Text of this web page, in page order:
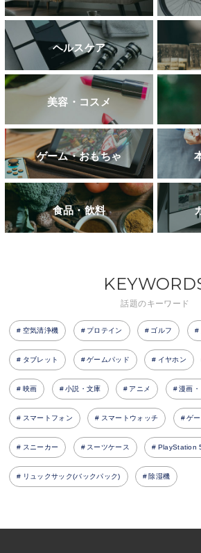
ヘルスケア
美容・コスメ
ゲーム・おもちゃ
食品・飲料
話題のキーワード
空気清浄機 プロテイン ゴルフ
タブレット ゲームパッド イヤホン
映画 小説・文庫 アニメ 漫画
スマートフォン スマートウォッチ ゲ
スニーカー スーツケース PlayStation
リュックサック(バックパック) 除湿機